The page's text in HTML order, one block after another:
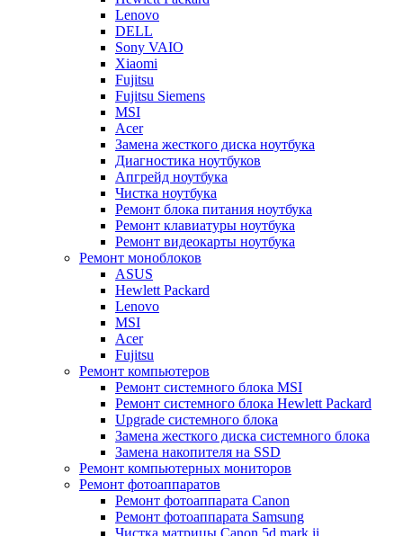
Lenovo
DELL
Sony VAIO
Xiaomi
Fujitsu
Fujitsu Siemens
MSI
Acer
Замена жесткого диска ноутбука
Диагностика ноутбуков
Апгрейд ноутбука
Чистка ноутбука
Ремонт блока питания ноутбука
Ремонт клавиатуры ноутбука
Ремонт видеокарты ноутбука
Ремонт моноблоков
ASUS
Hewlett Packard
Lenovo
MSI
Acer
Fujitsu
Ремонт компьютеров
Ремонт системного блока MSI
Ремонт системного блока Hewlett Packard
Upgrade системного блока
Замена жесткого диска системного блока
Замена накопителя на SSD
Ремонт компьютерных мониторов
Ремонт фотоаппаратов
Ремонт фотоаппарата Canon
Ремонт фотоаппарата Samsung
Чистка матрицы Canon 5d mark ii